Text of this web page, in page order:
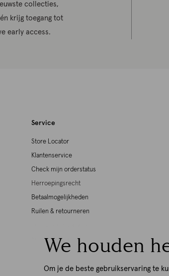
We houden
Om je de beste gebruikservaring te
collecties,
krijg toegang tot
early access.
Service
Store Locator
Klantenservice
Check mijn orderstatus
Herroepingsrecht
Betaalmogelijkheden
Ruilen & retourneren
Shoeby giftcards